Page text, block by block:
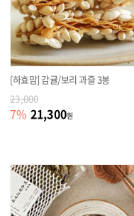
[하효맘] 감귤/보리 과즐 3봉
23,000
7% 21,300원